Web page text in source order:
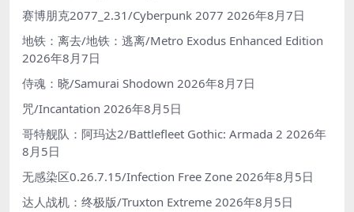
赛博朋克2077_2.31/Cyberpunk 2077 2026年8月7日
地铁：离去/地铁：逃离/Metro Exodus Enhanced Edition
2026年8月7日
侍魂：晓/Samurai Shodown 2026年8月7日
咒/Incantation 2026年8月5日
哥特舰队：阿玛达2/Battlefleet Gothic: Armada 2 2026年
8月5日
无感染区0.26.7.15/Infection Free Zone 2026年8月5日
达人战机：终极版/Truxton Extreme 2026年8月5日